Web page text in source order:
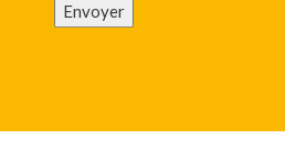
Envoyer